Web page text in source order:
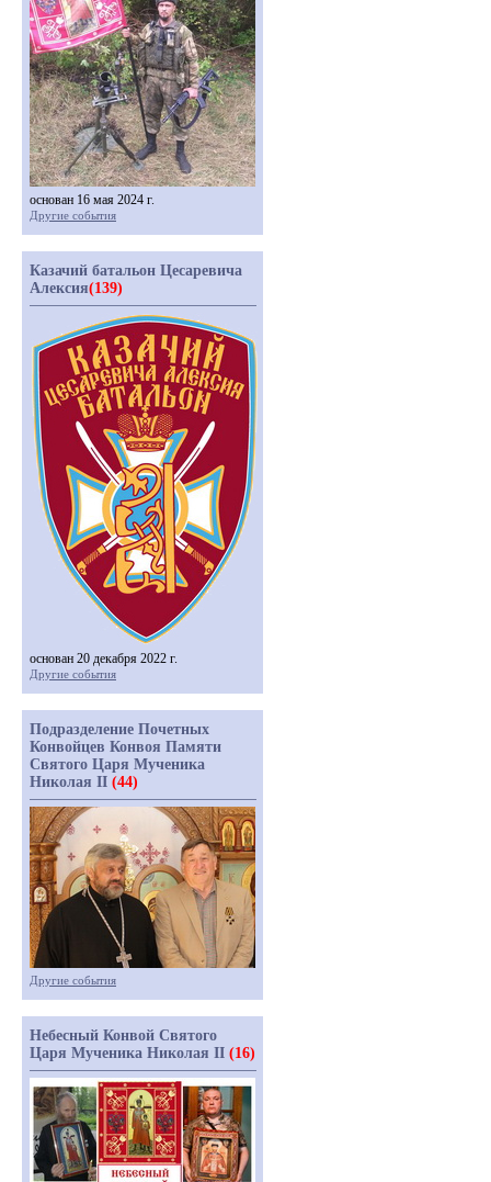
основан 16 мая 2024 г.
Другие события
Казачий батальон Цесаревича
Алексия(139)
основан 20 декабря 2022 г.
Другие события
Подразделение Почетных
Конвойцев Конвоя Памяти
Святого Царя Мученика
Николая II (44)
Другие события
Небесный Конвой Святого
Царя Мученика Николая II (16)